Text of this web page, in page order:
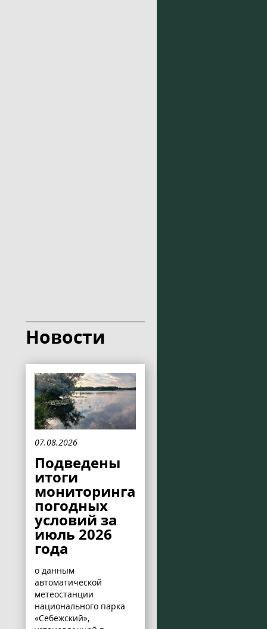
Новости
07.08.2026
Подведены
итоги
мониторинга
погодных
условий за
июль 2026
года
о данным
автоматической
метеостанции
национального парка
«Себежский»,